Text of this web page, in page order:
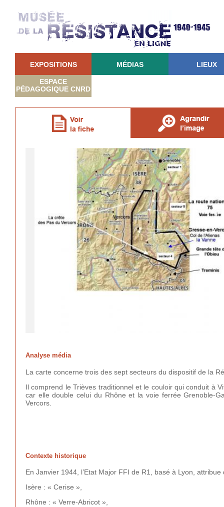
EXPOSITIONS MÉDIAS LIEUX
ESPACE
PÉDAGOGIQUE CNRD
Analyse média
La carte concerne trois des sept secteurs du dispositif de la
Il comprend le Trièves traditionnel et le couloir qui conduit à
car elle double celui du Rhône et la voie ferrée Grenoble-
Vercors.
Contexte historique
En Janvier 1944, l’Etat Major FFI de R1, basé à Lyon,
Isère : « Cerise »,
Rhône : « Verre-Abricot »,